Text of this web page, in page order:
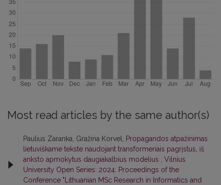
Most read articles by the same author(s)
Paulius Zaranka, Gražina Korvel,
Propagandos atpažinimas
lietuviškame tekste naudojant transformeriais pagrįstus, iš
anksto apmokytus daugiakalbius modelius
Vilnius
University Open Series: 2024: Proceedings of the
Conference "Lithuanian MSc Research in Informatics and